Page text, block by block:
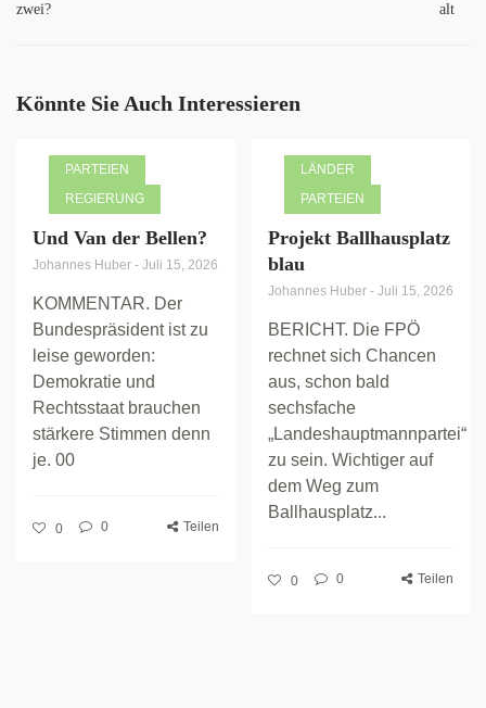
zwei?
alt
Könnte Sie Auch Interessieren
PARTEIEN
REGIERUNG
Und Van der Bellen?
Johannes Huber - Juli 15, 2026
KOMMENTAR. Der
Bundespräsident ist zu
leise geworden:
Demokratie und
Rechtsstaat brauchen
stärkere Stimmen denn
je. 00
0 0 Teilen
LÄNDER
PARTEIEN
Projekt Ballhausplatz
blau
Johannes Huber - Juli 15, 2026
BERICHT. Die FPÖ
rechnet sich Chancen
aus, schon bald
sechsfache
„Landeshauptmannpartei“
zu sein. Wichtiger auf
dem Weg zum
Ballhausplatz...
0 0 Teilen